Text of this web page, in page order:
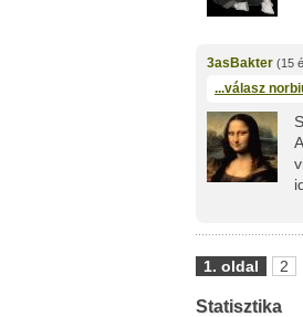
3asBakter (15
...válasz
1. oldal 2
Statisztika